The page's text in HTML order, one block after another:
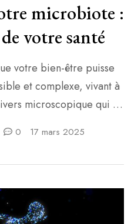
microbiote :
votre santé
votre bien-être puisse
et complexe, vivant à
microscopique qui a
plus qu’un simple
0 17 mars 2025